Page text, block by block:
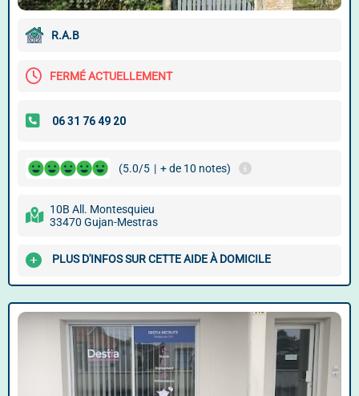
R.A.B
FERMÉ ACTUELLEMENT
(5.0/5 | + de 10 notes)
10B All. Montesquieu
33470 Gujan-Mestras
PLUS D'INFOS SUR CETTE AIDE À DOMICILE